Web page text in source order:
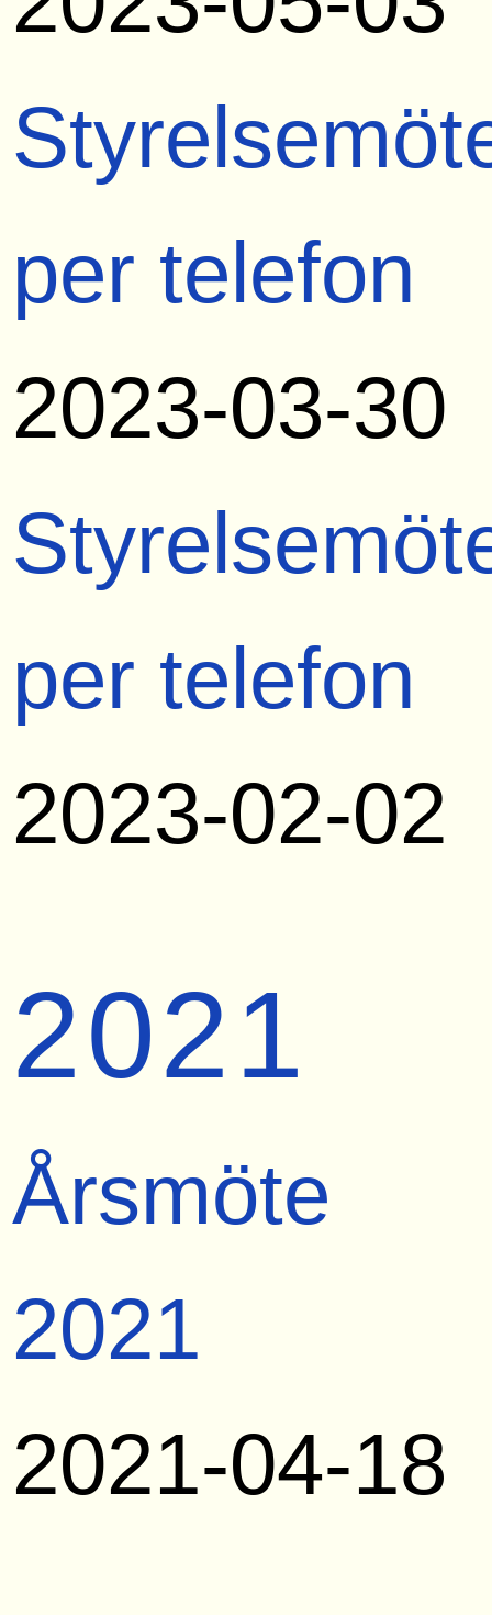
per telefon
2023-03-30
per telefon
2023-02-02
2021
Årsmöte
2021
2021-04-18